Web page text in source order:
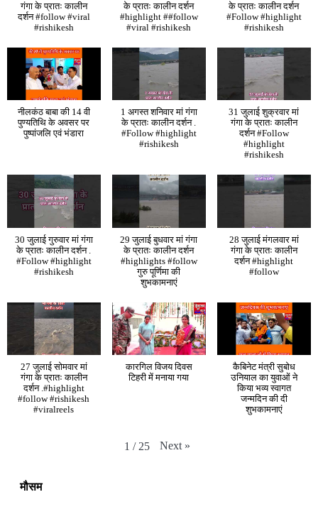
गंगा के प्रातः कालीन
दर्शन #follow #viral
#rishikesh
के प्रातः कालीन दर्शन
#highlight ##follow
#viral #rishikesh
के प्रातः कालीन दर्शन
#Follow #highlight
#rishikesh
नीलकंठ बाबा की 14 वी
पुण्यतिथि के अवसर पर
पुष्पांजलि एवं भंडारा
1 अगस्त शनिवार मां गंगा
के प्रातः कालीन दर्शन .
#Follow #highlight
#rishikesh
31 जुलाई शुक्रवार मां
गंगा के प्रातः कालीन
दर्शन #Follow
#highlight
#rishikesh
30 जुलाई गुरुवार मां गंगा
के प्रातः कालीन दर्शन .
#Follow #highlight
#rishikesh
29 जुलाई बुधवार मां गंगा
के प्रातः कालीन दर्शन
#highlights #follow
गुरु पूर्णिमा की
शुभकामनाएं
28 जुलाई मंगलवार मां
गंगा के प्रातः कालीन
दर्शन #highlight
#follow
27 जुलाई सोमवार मां
गंगा के प्रातः कालीन
दर्शन .#highlight
#follow #rishikesh
#viralreels
कारगिल विजय दिवस
टिहरी में मनाया गया
कैबिनेट मंत्री सुबोध
उनियाल का युवाओं ने
किया भव्य स्वागत
जन्मदिन की दी
शुभकामनाएं
1 / 25 Next »
मौसम